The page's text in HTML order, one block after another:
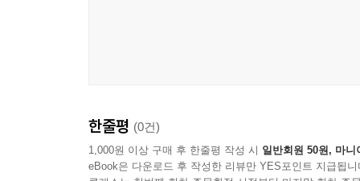
이 시대에 침묵의 신비가 어떤 의미를 지니는지
전통을 섬세하게 읽어 내는 데서 그치지 않고, 이
한줄평 (0건)
1,000원 이상 구매 후 한줄평 작성 시 일반회원 50원, 마니
eBook은 다운로드 후 작성한 리뷰만 YES포인트 지급됩니